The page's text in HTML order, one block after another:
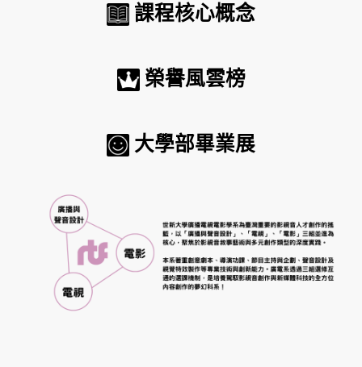
課程核心概念
榮譽風雲榜
大學部畢業展